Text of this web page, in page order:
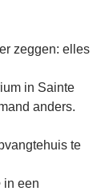
zeggen: elles
in Sainte
anders.
te
in een